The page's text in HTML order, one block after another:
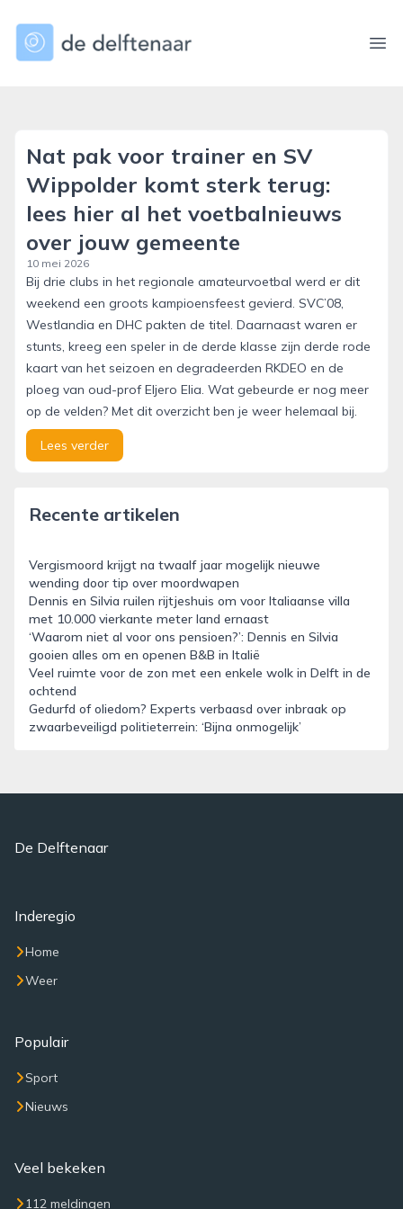
dedelftenaar.nl
Nat pak voor trainer en SV
Wippolder komt sterk terug:
lees hier al het voetbalnieuws
over jouw gemeente
10 mei 2026
Bij drie clubs in het regionale amateurvoetbal werd er dit
weekend een groots kampioensfeest gevierd. SVC’08,
Westlandia en DHC pakten de titel. Daarnaast waren er
stunts, kreeg een speler in de derde klasse zijn derde rode
kaart van het seizoen en degradeerden RKDEO en de
ploeg van oud-prof Eljero Elia. Wat gebeurde er nog meer
op de velden? Met dit overzicht ben je weer helemaal bij.
Lees verder
Recente artikelen
Vergismoord krijgt na twaalf jaar mogelijk nieuwe
wending door tip over moordwapen
Dennis en Silvia ruilen rijtjeshuis om voor Italiaanse villa
met 10.000 vierkante meter land ernaast
‘Waarom niet al voor ons pensioen?’: Dennis en Silvia
gooien alles om en openen B&B in Italië
Veel ruimte voor de zon met een enkele wolk in Delft in de
ochtend
Gedurfd of oliedom? Experts verbaasd over inbraak op
zwaarbeveiligd politieterrein: ‘Bijna onmogelijk’
De Delftenaar
Inderegio
Home
Weer
Populair
Sport
Nieuws
Veel bekeken
112 meldingen